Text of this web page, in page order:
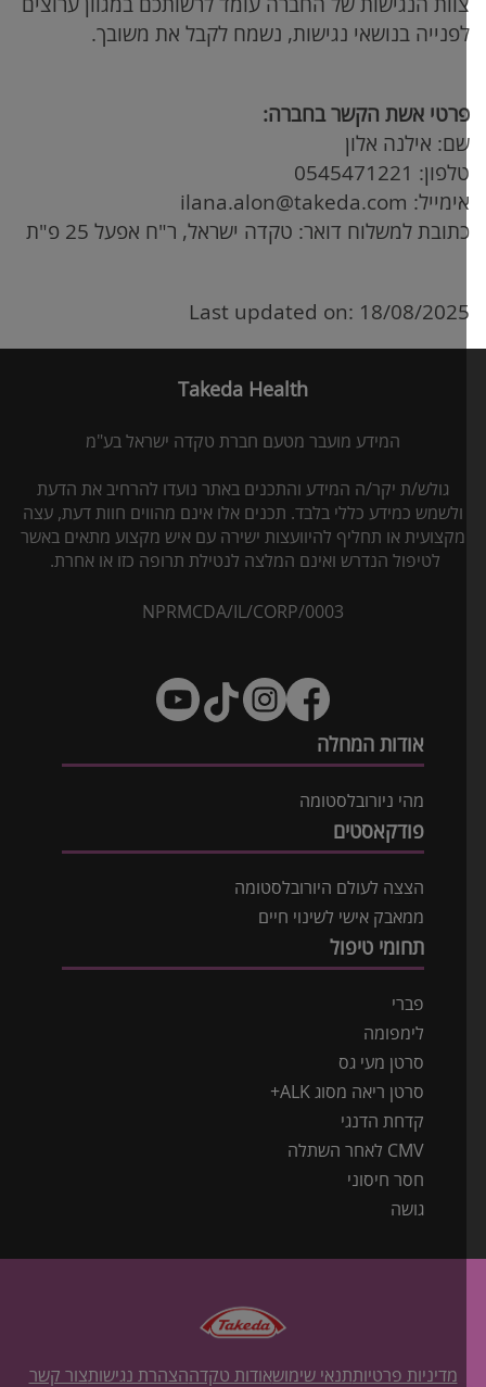
בנושאי נגישות, נשמח לקבל את משובך.
אשת הקשר בחברה:
אילנה אלון
0545471221
ilana.alon@takeda.com
למשלוח דואר: טקדה ישראל, ר"ח אפעל 25 פ"ת
Last updated on: 18/08/
Takeda Health
המידע מועבר מטעם חברת טקדה ישראל בע"מ
גולש/ת יקר/ה המידע והתכנים באתר נועדו להרחיב את הדעת
ולשמש כמידע כללי בלבד. תכנים אלו אינם מהווים חוות דעת, עצה
מקצועית או תחליף להיוועצות ישירה עם איש מקצוע מתאים באשר
לטיפול הנדרש ואינם המלצה לנטילת תרופה כזו או אחרת.
NPRMCDA/IL/CORP/0003
אודות המחלה
מהי ניורובלסטומה
פודקאסטים
הצצה לעולם היורובלסטומה
ממאבק אישי לשינוי חיים
תחומי טיפול
פברי
לימפומה
סרטן מעי גס
סרטן ריאה מסוג ALK+
קדחת הדנגי
CMV לאחר השתלה
חסר חיסוני
גושה
מדיניות פרטיותתנאי שימושאודות טקדההצהרת נגישותצור קשר